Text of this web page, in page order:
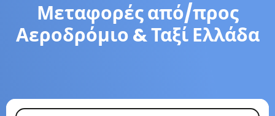
Μεταφορές από/προς
Αεροδρόμιο & Ταξί Ελλάδα